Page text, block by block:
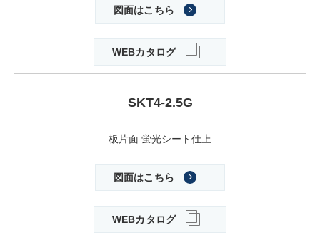
図面はこちら
WEBカタログ
SKT4-2.5G
板片面 蛍光シート仕上
図面はこちら
WEBカタログ